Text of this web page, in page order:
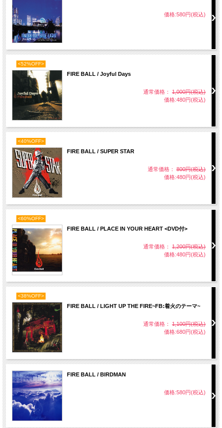
価格:580円(税込)
<52%OFF>
FIRE BALL / Joyful Days
通常価格： 1,000円(税込)
価格:480円(税込)
<40%OFF>
FIRE BALL / SUPER STAR
通常価格： 800円(税込)
価格:480円(税込)
<60%OFF>
FIRE BALL / PLACE IN YOUR HEART <DVD付>
通常価格： 1,200円(税込)
価格:480円(税込)
<38%OFF>
FIRE BALL / LIGHT UP THE FIRE~FB:着火のテーマ~
通常価格： 1,100円(税込)
価格:680円(税込)
FIRE BALL / BIRDMAN
価格:580円(税込)